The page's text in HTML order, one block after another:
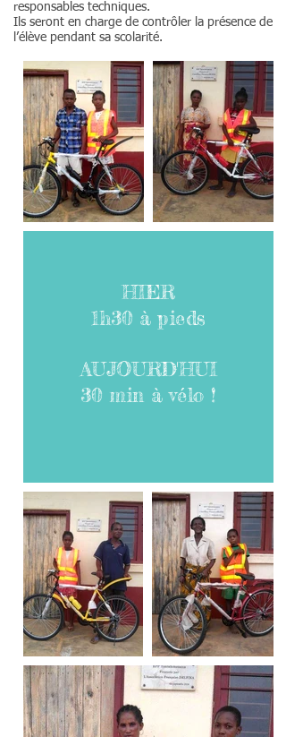
responsables techniques.
Ils seront en charge de contrôler la présence de
l’élève pendant sa scolarité.
HIER
1h30 à pieds
AUJOURD'HUI
30 min à vélo !